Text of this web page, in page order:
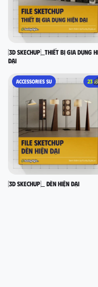
[3D SKECHUP]_Thiết bị gia dụng
đại
ACCESSORIES SU 23
[3D SKECHUP]_ Đèn hiện đại